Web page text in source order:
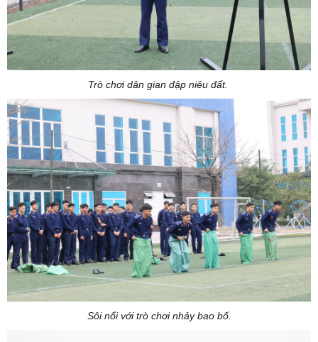
Trò chơi dân gian đập niêu đất.
Sôi nổi với trò chơi nhảy bao bố.